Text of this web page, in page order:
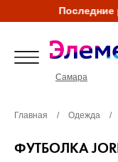
Самара
Главная / Одежда /
ФУТБОЛКА